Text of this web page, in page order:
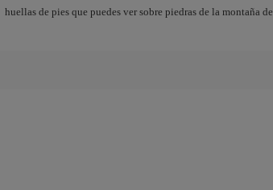
huellas de pies que puedes ver sobre piedras de la montaña de